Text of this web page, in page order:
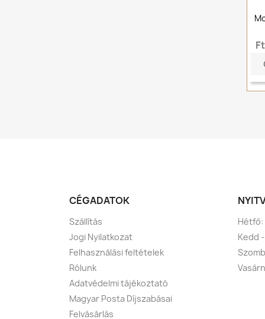
CÉGADATOK
Szállítás
Jogi Nyilatkozat
Felhasználási feltételek
Rólunk
Adatvédelmi tájékoztató
Magyar Posta Díjszabásai
Felvásárlás
Hétfő:
Kedd